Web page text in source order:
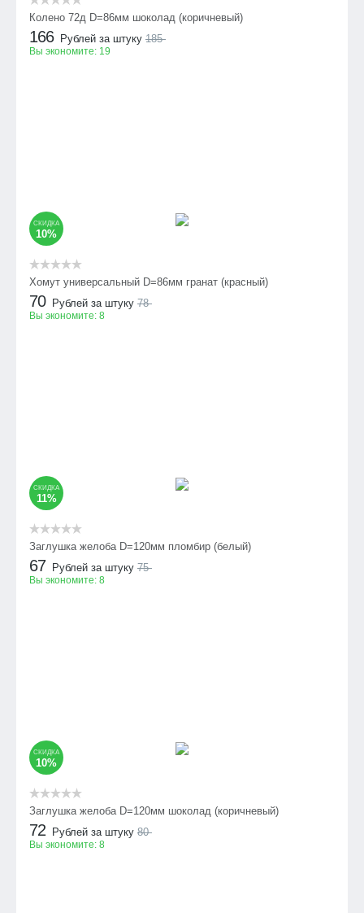
Колено 72д D=86мм шоколад (коричневый)
166 Рублей за штуку 185
Вы экономите: 19
СКИДКА
10%
Хомут универсальный D=86мм гранат (красный)
70 Рублей за штуку 78
Вы экономите: 8
СКИДКА
11%
Заглушка желоба D=120мм пломбир (белый)
67 Рублей за штуку 75
Вы экономите: 8
СКИДКА
10%
Заглушка желоба D=120мм шоколад (коричневый)
72 Рублей за штуку 80
Вы экономите: 8